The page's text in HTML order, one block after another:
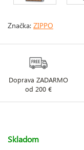
Značka: ZIPPO
Doprava ZADARMO
od 200 €
Skladom